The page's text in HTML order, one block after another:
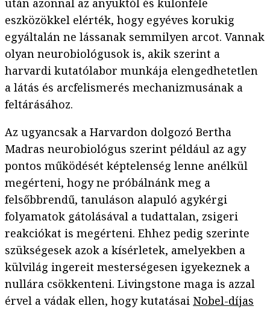
után azonnal az anyuktól és különféle
eszközökkel elérték, hogy egyéves korukig
egyáltalán ne lássanak semmilyen arcot. Vannak
olyan neurobiológusok is, akik szerint a
harvardi kutatólabor munkája elengedhetetlen
a látás és arcfelismerés mechanizmusának a
feltárásához.
Az ugyancsak a Harvardon dolgozó Bertha
Madras neurobiológus szerint például az agy
pontos működését képtelenség lenne anélkül
megérteni, hogy ne próbálnánk meg a
felsőbbrendű, tanuláson alapuló agykérgi
folyamatok gátolásával a tudattalan, zsigeri
reakciókat is megérteni. Ehhez pedig szerinte
szükségesek azok a kísérletek, amelyekben a
külvilág ingereit mesterségesen igyekeznek a
nullára csökkenteni. Livingstone maga is azzal
érvel a vádak ellen, hogy kutatásai Nobel-díjas